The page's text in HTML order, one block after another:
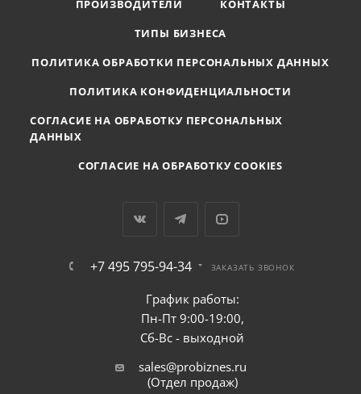
ПРОИЗВОДИТЕЛИ
КОНТАКТЫ
ТИПЫ БИЗНЕСА
ПОЛИТИКА ОБРАБОТКИ ПЕРСОНАЛЬНЫХ ДАННЫХ
ПОЛИТИКА КОНФИДЕНЦИАЛЬНОСТИ
СОГЛАСИЕ НА ОБРАБОТКУ ПЕРСОНАЛЬНЫХ
ДАННЫХ
СОГЛАСИЕ НА ОБРАБОТКУ COOKIES
+7 495 795-94-34 ЗАКАЗАТЬ ЗВОНОК
График работы:
Пн-Пт 9:00-19:00,
Сб-Вс - выходной
sales@probiznes.ru
(Отдел продаж)